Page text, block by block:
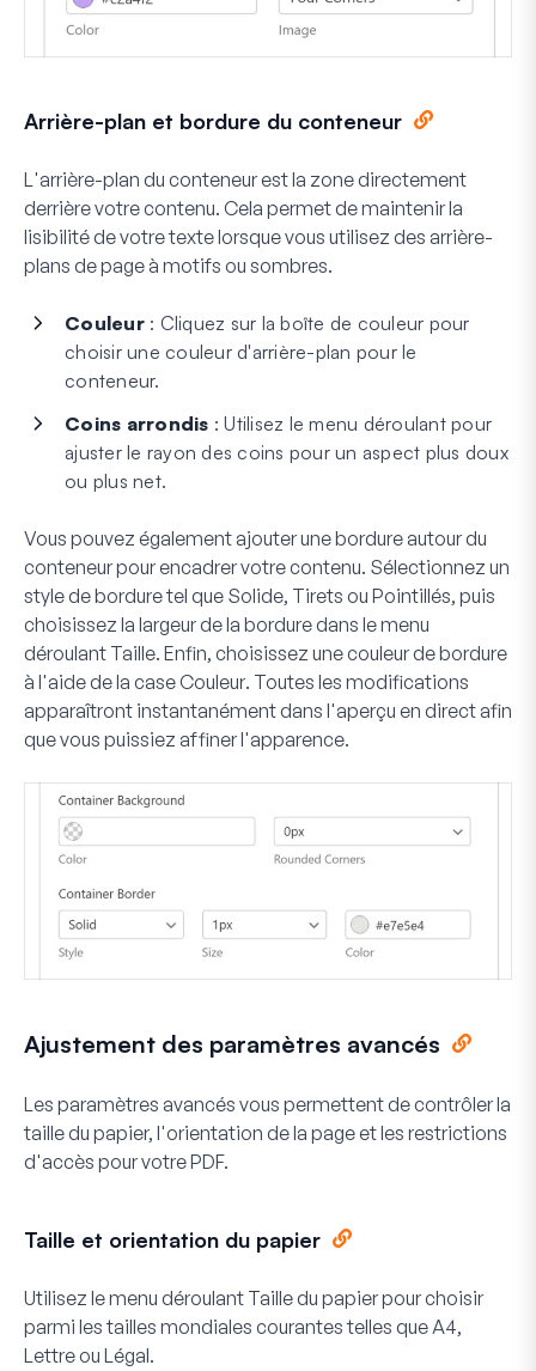
Arrière-plan et bordure du conteneur
L'arrière-plan du conteneur est la zone directement
derrière votre contenu. Cela permet de maintenir la
lisibilité de votre texte lorsque vous utilisez des arrière-
plans de page à motifs ou sombres.
Couleur: Cliquez sur la boîte de couleur pour
choisir une couleur d'arrière-plan pour le
conteneur.
Coins arrondis : Utilisez le menu déroulant pour
ajuster le rayon des coins pour un aspect plus doux
ou plus net.
Vous pouvez également ajouter une bordure autour du
conteneur pour encadrer votre contenu. Sélectionnez un
style de bordure tel que Solide, Tirets ou Pointillés, puis
choisissez la largeur de la bordure dans le menu
déroulant Taille. Enfin, choisissez une couleur de bordure
à l'aide de la case Couleur. Toutes les modifications
apparaîtront instantanément dans l'aperçu en direct afin
que vous puissiez affiner l'apparence.
Ajustement des paramètres avancés
Les paramètres avancés vous permettent de contrôler la
taille du papier, l'orientation de la page et les restrictions
d'accès pour votre PDF.
Taille et orientation du papier
Utilisez le menu déroulant Taille du papierpour choisir
parmi les tailles mondiales courantes telles que A4,
Lettre ou Légal.